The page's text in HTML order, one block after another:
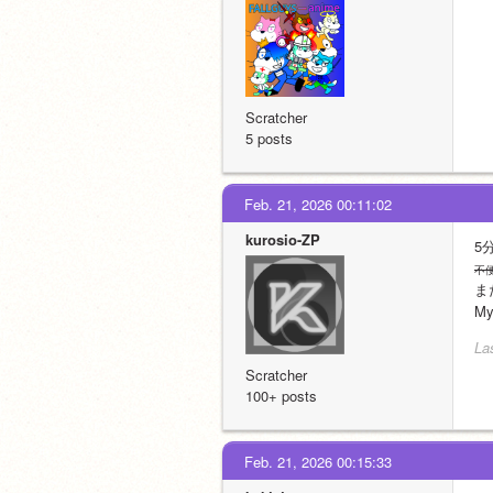
Scratcher
5 posts
Feb. 21, 2026 00:11:02
kurosio-ZP
Scratcher
100+ posts
5
不
Feb. 21, 2026 00:15:33